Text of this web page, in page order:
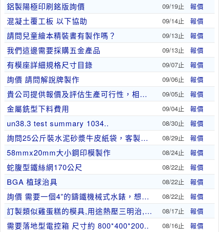
鋁製陽極印刷銘版詢價 09/19止 報價
混凝土覆工板 以下協助 09/14止 報價
請問兒童繪本精裝書有製作嗎？ 09/13止 報價
我們這邊需要採購五金產品 09/13止 報價
有模座詳細規格尺寸目錄 09/07止 報價
詢價 請問解說牌製作 09/06止 報價
貴公司提供報價及評估生產可行性，相關需求如下： 09/05止 報價
金屬銑型下料費用 09/04止 報價
un38.3 test summary 1034.. 08/30止 報價
詢問25公斤裝水泥砂漿牛皮紙袋，客製化單色印刷，.. 08/29止 報價
58mmx20mm大小鋼印模製作 08/24止 報價
蛇腹型鐵絲網170公尺 08/22止 報價
BGA 植球治具 08/22止 報價
詢價 需要一個4”的鑄鐵機械式水錶，想詢價，長度.. 08/22止 報價
訂製類似雞蛋糕的模具,用途熱壓三明治,用長條軟式.. 08/17止 報價
需要落地型電控箱 尺寸約 800*400*200.. 08/16止 報價